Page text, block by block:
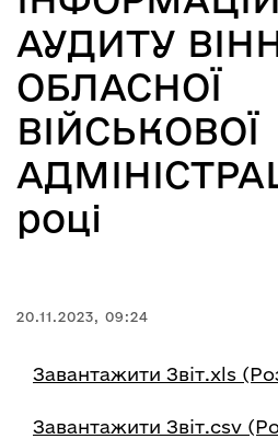
АУДИТУ
ОБЛАСНОЇ
ВІЙСЬКОВОЇ
році
20.11.2023, 09:24
Завантажити Звіт.xls
Завантажити Звіт.csv